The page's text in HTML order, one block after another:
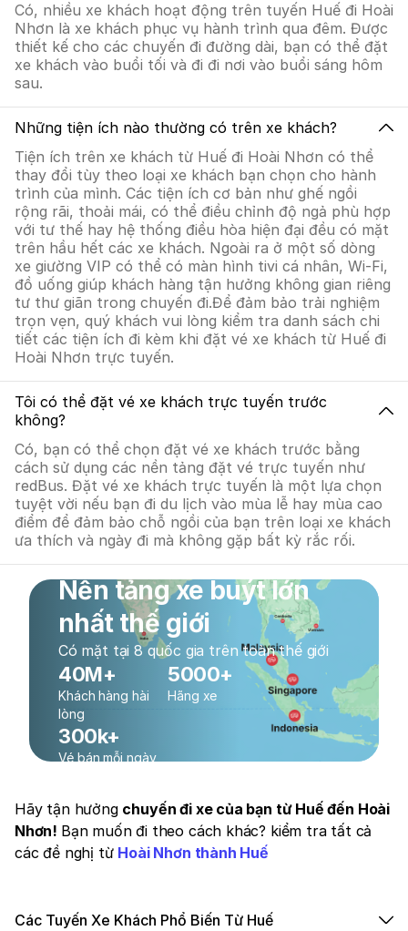
Có, nhiều xe khách hoạt động trên tuyến Huế đi Hoài
Nhơn là xe khách phục vụ hành trình qua đêm. Được
thiết kế cho các chuyến đi đường dài, bạn có thể đặt
xe khách vào buổi tối và đi đi nơi vào buổi sáng hôm
sau.
Những tiện ích nào thường có trên xe khách?
Tiện ích trên xe khách từ Huế đi Hoài Nhơn có thể
thay đổi tùy theo loại xe khách bạn chọn cho hành
trình của mình. Các tiện ích cơ bản như ghế ngồi
rộng rãi, thoải mái, có thể điều chỉnh độ ngả phù hợp
với tư thế hay hệ thống điều hòa hiện đại đều có mặt
trên hầu hết các xe khách. Ngoài ra ở một số dòng
xe giường VIP có thể có màn hình tivi cá nhân, Wi-Fi,
đồ uống giúp khách hàng tận hưởng không gian riêng
tư thư giãn trong chuyến đi.Để đảm bảo trải nghiệm
trọn vẹn, quý khách vui lòng kiểm tra danh sách chi
tiết các tiện ích đi kèm khi đặt vé xe khách từ Huế đi
Hoài Nhơn trực tuyến.
Tôi có thể đặt vé xe khách trực tuyến trước
không?
Có, bạn có thể chọn đặt vé xe khách trước bằng
cách sử dụng các nền tảng đặt vé trực tuyến như
redBus. Đặt vé xe khách trực tuyến là một lựa chọn
tuyệt vời nếu bạn đi du lịch vào mùa lễ hay mùa cao
điểm để đảm bảo chỗ ngồi của bạn trên loại xe khách
ưa thích và ngày đi mà không gặp bất kỳ rắc rối.
Nền tảng xe buýt lớn
nhất thế giới
Có mặt tại 8 quốc gia trên toàn thế giới
40M+
Khách hàng hài
lòng
5000+
Hãng xe
300k+
Vé bán mỗi ngày
Hãy tận hưởng chuyến đi xe của bạn từ Huế đến Hoài
Nhơn! Bạn muốn đi theo cách khác? kiểm tra tất cả
các đề nghị từ Hoài Nhơn thành Huế
Các Tuyến Xe Khách Phổ Biến Từ Huế